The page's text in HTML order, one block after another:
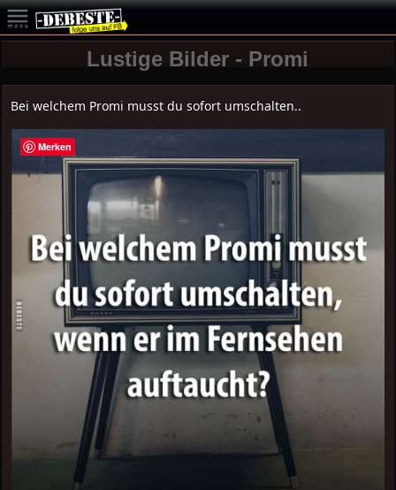
Lustige Bilder - Promi
Bei welchem Promi musst du sofort umschalten..
Merken